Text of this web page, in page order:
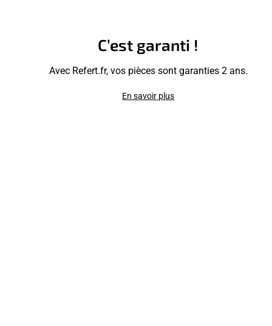
C’est garanti !
Avec Refert.fr, vos pièces sont garanties 2 ans.
En savoir plus